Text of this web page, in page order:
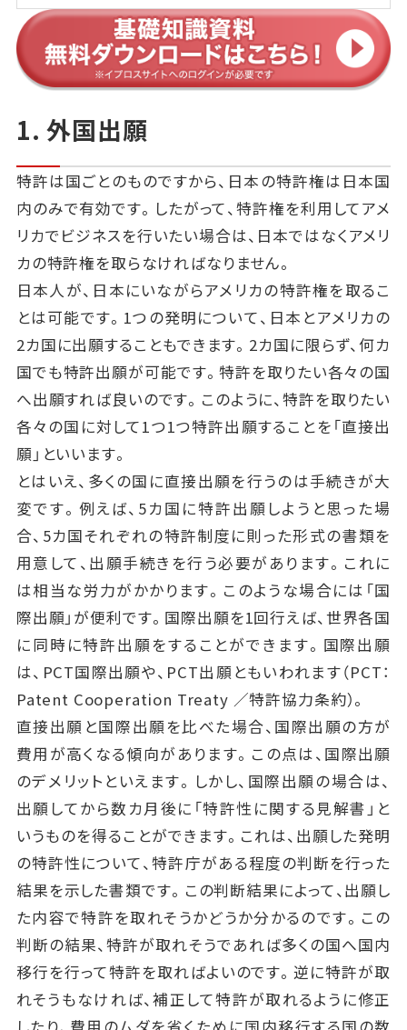
1. 外国出願
特許は国ごとのものですから、日本の特許権は日本国
内のみで有効です。したがって、特許権を利用してアメ
リカでビジネスを行いたい場合は、日本ではなくアメリ
カの特許権を取らなければなりません。
日本人が、日本にいながらアメリカの特許権を取るこ
とは可能です。1つの発明について、日本とアメリカの
2カ国に出願することもできます。2カ国に限らず、何カ
国でも特許出願が可能です。特許を取りたい各々の国
へ出願すれば良いのです。このように、特許を取りたい
各々の国に対して1つ1つ特許出願することを「直接出
願」といいます。
とはいえ、多くの国に直接出願を行うのは手続きが大
変です。例えば、5カ国に特許出願しようと思った場
合、5カ国それぞれの特許制度に則った形式の書類を
用意して、出願手続きを行う必要があります。これに
は相当な労力がかかります。このような場合には「国
際出願」が便利です。国際出願を1回行えば、世界各国
に同時に特許出願をすることができます。国際出願
は、PCT国際出願や、PCT出願ともいわれます（PCT：
Patent Cooperation Treaty ／特許協力条約）。
直接出願と国際出願を比べた場合、国際出願の方が
費用が高くなる傾向があります。この点は、国際出願
のデメリットといえます。しかし、国際出願の場合は、
出願してから数カ月後に「特許性に関する見解書」と
いうものを得ることができます。これは、出願した発明
の特許性について、特許庁がある程度の判断を行った
結果を示した書類です。この判断結果によって、出願し
た内容で特許を取れそうかどうか分かるのです。この
判断の結果、特許が取れそうであれば多くの国へ国内
移行を行って特許を取ればよいのです。逆に特許が取
れそうもなければ、補正して特許が取れるように修正